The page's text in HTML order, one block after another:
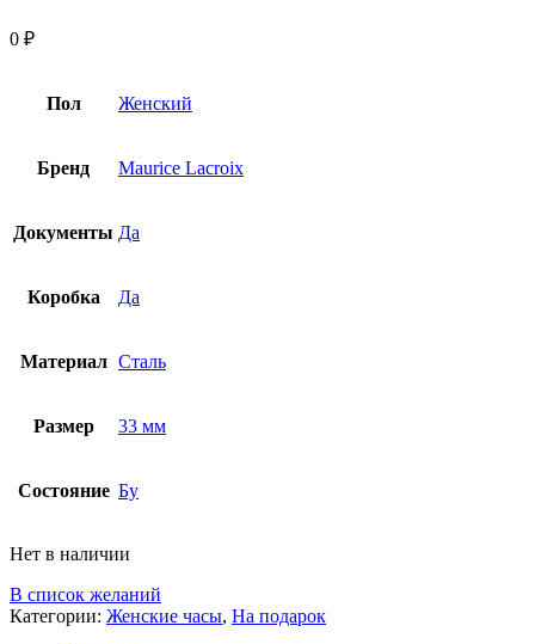
0 ₽
Пол Женский
Бренд Maurice Lacroix
Документы Да
Коробка Да
Материал Сталь
Размер 33 мм
Состояние Бу
Нет в наличии
В список желаний
Категории: Женские часы, На подарок